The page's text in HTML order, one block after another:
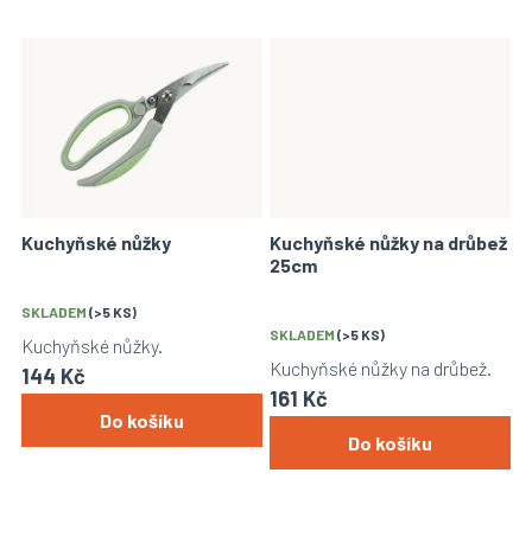
Kuchyňské nůžky
SKLADEM (>5 KS)
144 Kč
Do košíku
Kuchyňské nůžky.
Kuchyňské nůžky na drůbež
25cm
SKLADEM (>5 KS)
161 Kč
Do košíku
Kuchyňské nůžky na drůbež.